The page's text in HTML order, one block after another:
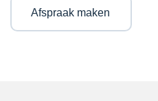
Afspraak maken